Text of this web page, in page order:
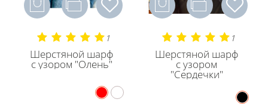
1
Шерстяной шарф
с узором "Олень"
1
Шерстяной шарф
с узором
"Сердечки"